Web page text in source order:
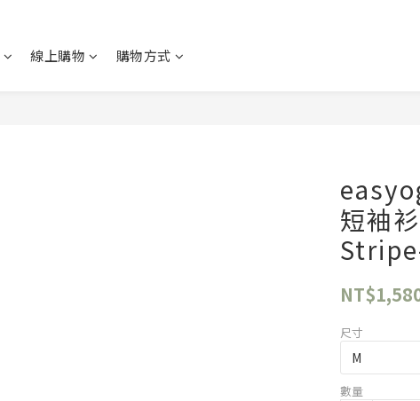
線上購物 購物方式
短袖
尺寸
數量